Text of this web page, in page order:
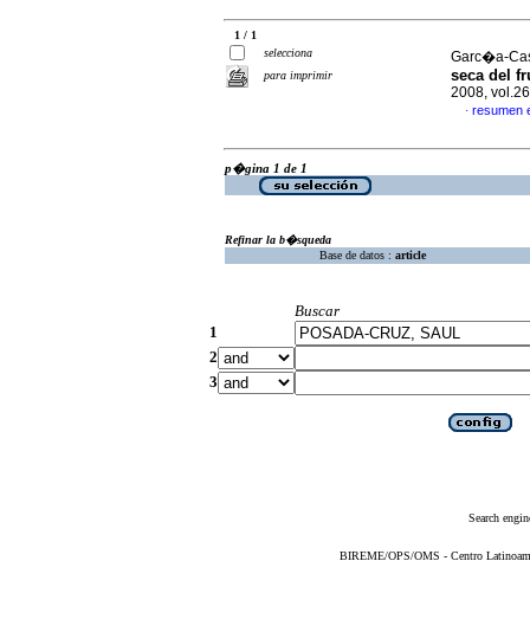
1 / 1
selecciona
para imprimir
Garc�a-
seca del
2008,
· resumen
p�gina 1 de 1
Refinar la b�squeda
Base de datos : article
Buscar
1
2
3
Search
BIREME/OPS/OMS - Centro